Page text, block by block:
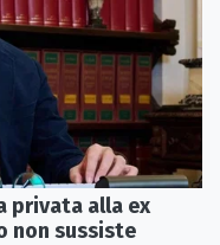
privata alla ex
non sussiste